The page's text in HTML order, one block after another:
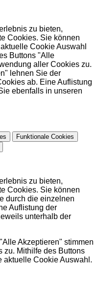
zu bieten,
Cookies. Sie können
aktuelle Cookie Auswahl
Buttons "Alle
aller Cookies zu.
lehnen Sie der
ab. Eine Auflistung
ebenfalls in unseren
Funktionale Cookies
zu bieten,
Cookies. Sie können
durch die einzelnen
Auflistung der
unterhalb der
Akzeptieren" stimmen
zu. Mithilfe des Buttons
aktuelle Cookie Auswahl.